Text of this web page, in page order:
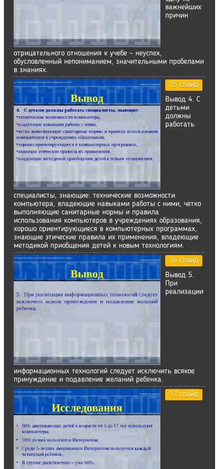
важнейших
причин
отрицательного отношения к учебе – неуспех,
обусловленный непониманием, значительными пробелами
в знаниях.
15 слайд
Вывод 4. С
детьми
должны
работать
специалисты, знающие: технические возможности
компьютера, владеющие навыками работы с ними, четко
выполняющие санитарные нормы и правила
использования компьютеров в учреждениях образования,
хорошо ориентирующиеся в компьютерных программах,
знающие этические правила их применения, владеющие
методикой приобщения детей к новым технологиям.
16 слайд
Вывод 5.
При
реализации
информационных технологий следует исключить всякое
принуждение и подавление желаний ребенка.
17 слайд